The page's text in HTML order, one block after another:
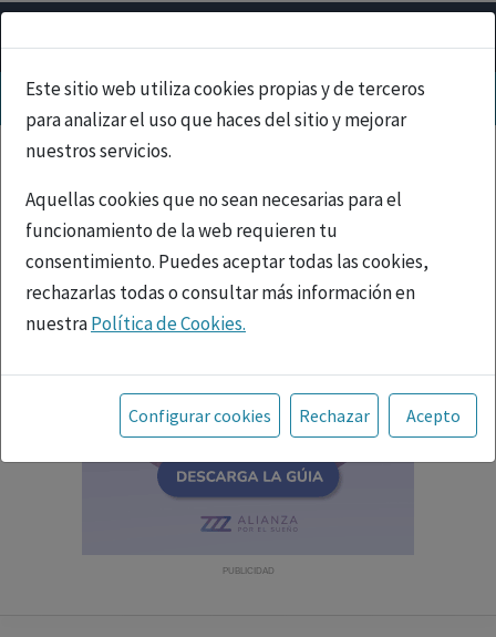
Este sitio web utiliza cookies propias y de terceros
para analizar el uso que haces del sitio y mejorar
nuestros servicios.
Aquellas cookies que no sean necesarias para el
funcionamiento de la web requieren tu
consentimiento. Puedes aceptar todas las cookies,
rechazarlas todas o consultar más información en
nuestraPolítica de Cookies.
Toda la información incluida en la Página Web está
referida a productos del mercado español y, por
tanto, dirigida a profesionales sanitarios legalmente
facultados para prescribir o dispensar medicamentos
con ejercicio profesional. La información técnica de los
fármacos se facilita a título meramente informativo,
Configurar cookies Rechazar Acepto
PUBLICIDAD